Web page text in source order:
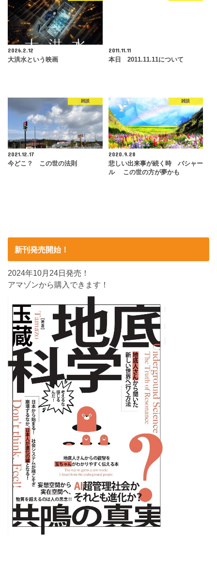
2026.2.12
大洪水という映画
2011.11.11
本日 2011.11.11について
雑談
2021.12.17
今どこ？ この世の法則
雑談
2020.9.28
悲しい出来事が続く時 バシャー
ル この世の方が夢かも
新刊発売開始！
2024年10月24日発売！
アマゾンから購入できます！